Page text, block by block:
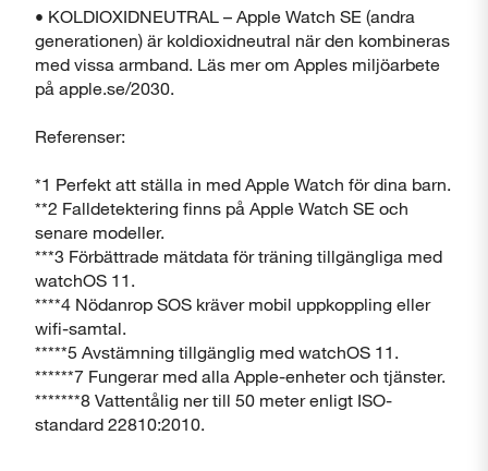
• KOLDIOXIDNEUTRAL – Apple Watch SE (andra
generationen) är koldioxidneutral när den kombineras
med vissa armband. Läs mer om Apples miljöarbete
på apple.se/2030.
Referenser:
*1 Perfekt att ställa in med Apple Watch för dina barn.
**2 Falldetektering finns på Apple Watch SE och
senare modeller.
***3 Förbättrade mätdata för träning tillgängliga med
watchOS 11.
****4 Nödanrop SOS kräver mobil uppkoppling eller
wifi-samtal.
*****5 Avstämning tillgänglig med watchOS 11.
******7 Fungerar med alla Apple-enheter och tjänster.
*******8 Vattentålig ner till 50 meter enligt ISO-
standard 22810:2010.